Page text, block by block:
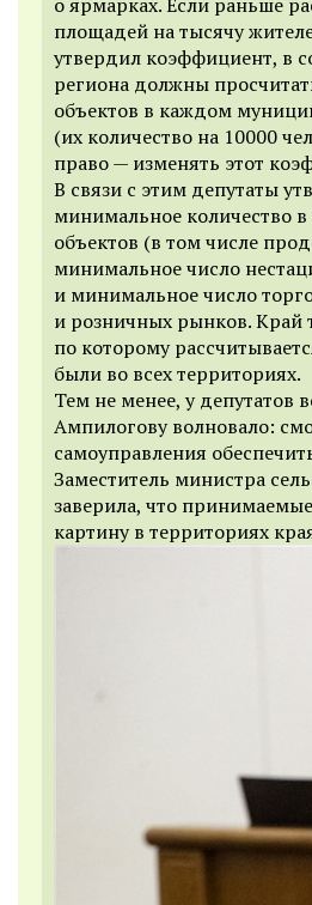
площадей на тысячу
утвердил коэффициент, в
региона должны
объектов в каждом
(их количество на 10000
право — изменять этот
В связи с этим депутаты
минимальное количество
объектов (в том числе
минимальное число
и минимальное число
и розничных рынков. Край
по которому
были во всех территориях.
Тем не менее, у депутатов
Ампилогову волновало:
самоуправления
Заместитель министра
заверила, что
картину в территориях